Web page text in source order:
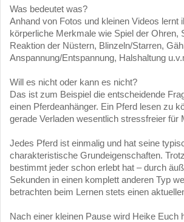
Was bedeutet was?
Anhand von Fotos und kleinen Videos lernt
körperliche Merkmale wie Spiel der Ohren,
Reaktion der Nüstern, Blinzeln/Starren,
Anspannung/Entspannung, Halshaltung
Will es nicht oder kann es nicht?
Das ist zum Beispiel die entscheidende
einen Pferdeanhänger. Ein Pferd lesen zu
gerade Verladen wesentlich stressfreier für
Jedes Pferd ist einmalig und hat seine
charakteristische Grundeigenschaften.
bestimmt jeder schon erlebt hat – durch
Sekunden in einen komplett anderen Typ
betrachten beim Lernen stets einen
Nach einer kleinen Pause wird Heike Euch